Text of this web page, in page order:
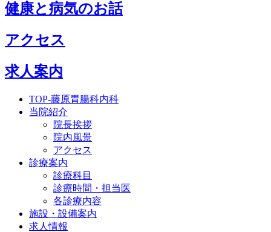
健康と病気のお話
アクセス
求人案内
TOP-藤原胃腸科内科
当院紹介
院長挨拶
院内風景
アクセス
診療案内
診療科目
診療時間・担当医
各診療内容
施設・設備案内
求人情報